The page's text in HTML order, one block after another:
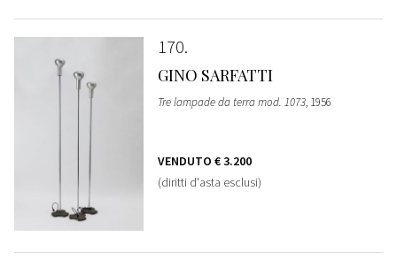
170
GINO SARFATTI
Tre lampade da terra mod. 1073, 1956
VENDUTO € 3.200
(diritti d'asta esclusi)